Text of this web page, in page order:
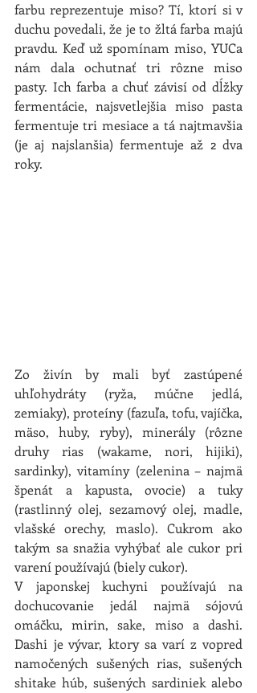
farbu reprezentuje miso? Tí, ktorí si v
duchu povedali, že je to žltá farba majú
pravdu. Keď už spomínam miso, YUCa
nám dala ochutnať tri rôzne miso
pasty. Ich farba a chuť závisí od dĺžky
fermentácie, najsvetlejšia miso pasta
fermentuje tri mesiace a tá najtmavšia
(je aj najslanšia) fermentuje až 2 dva
roky.
Zo živín by mali byť zastúpené
uhľohydráty (ryža, múčne jedlá,
zemiaky), proteíny (fazuľa, tofu, vajíčka,
mäso, huby, ryby), minerály (rôzne
druhy rias (wakame, nori, hijiki),
sardinky), vitamíny (zelenina – najmä
špenát a kapusta, ovocie) a tuky
(rastlinný olej, sezamový olej, madle,
vlašské orechy, maslo). Cukrom ako
takým sa snažia vyhýbať ale cukor pri
varení používajú (biely cukor).
V japonskej kuchyni používajú na
dochucovanie jedál najmä sójovú
omáčku, mirin, sake, miso a dashi.
Dashi je vývar, ktory sa varí z vopred
namočených sušených rias, sušených
shitake húb, sušených sardiniek alebo